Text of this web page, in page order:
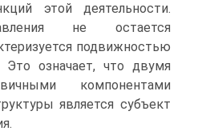
этой деятельности.
не остается
подвижностью
означает, что двумя
компонентами
является субъект